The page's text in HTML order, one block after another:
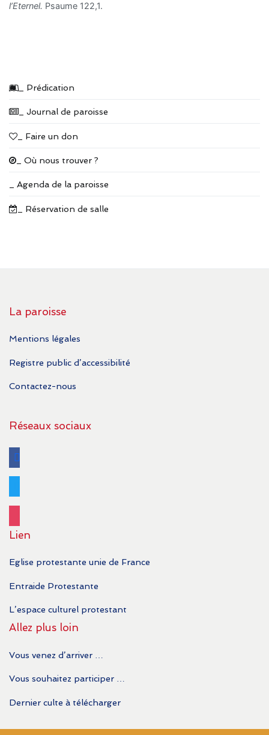
l’Eternel. Psaume 122,1.
_ Prédication
_ Journal de paroisse
_ Faire un don
_ Où nous trouver ?
_ Agenda de la paroisse
_ Réservation de salle
La paroisse
Mentions légales
Registre public d’accessibilité
Contactez-nous
Réseaux sociaux
facebook
Lien
Eglise protestante unie de France
Entraide Protestante
L’espace culturel protestant
Allez plus loin
Vous venez d’arriver …
Vous souhaitez participer …
Dernier culte à télécharger